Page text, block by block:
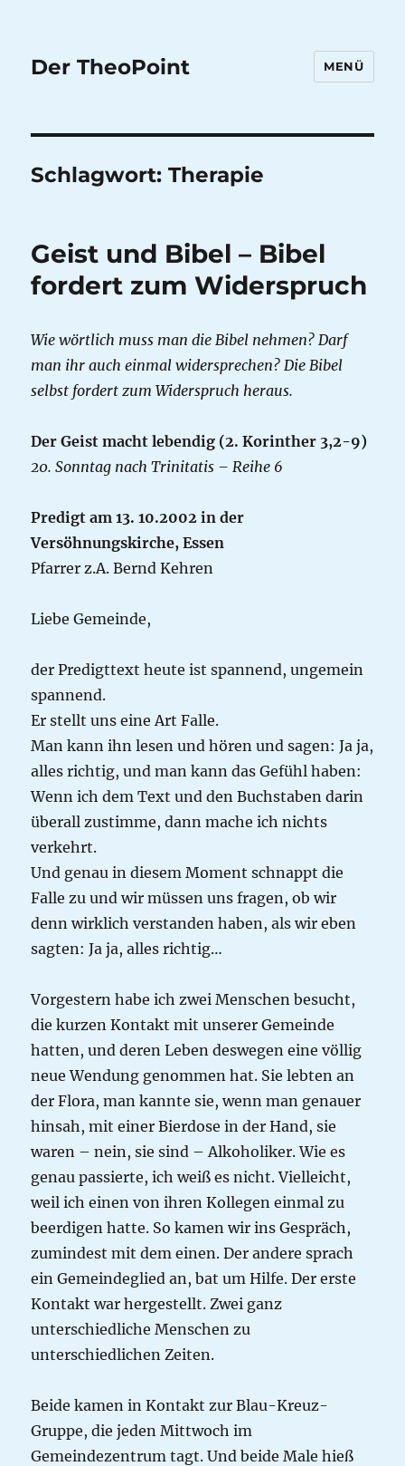
Der TheoPoint MENÜ
Schlagwort:Therapie
Geist und Bibel – Bibel
fordert zum Widerspruch
Wie wörtlich muss man die Bibel nehmen? Darf
man ihr auch einmal widersprechen? Die Bibel
selbst fordert zum Widerspruch heraus.
Der Geist macht lebendig (2. Korinther 3,2-9)
20. Sonntag nach Trinitatis – Reihe 6
Predigt am 13. 10.2002 in der
Versöhnungskirche, Essen
Pfarrer z.A. Bernd Kehren
Liebe Gemeinde,
der Predigttext heute ist spannend, ungemein
spannend.
Er stellt uns eine Art Falle.
Man kann ihn lesen und hören und sagen: Ja ja,
alles richtig, und man kann das Gefühl haben:
Wenn ich dem Text und den Buchstaben darin
überall zustimme, dann mache ich nichts
verkehrt.
Und genau in diesem Moment schnappt die
Falle zu und wir müssen uns fragen, ob wir
denn wirklich verstanden haben, als wir eben
sagten: Ja ja, alles richtig…
Vorgestern habe ich zwei Menschen besucht,
die kurzen Kontakt mit unserer Gemeinde
hatten, und deren Leben deswegen eine völlig
neue Wendung genommen hat. Sie lebten an
der Flora, man kannte sie, wenn man genauer
hinsah, mit einer Bierdose in der Hand, sie
waren – nein, sie sind – Alkoholiker. Wie es
genau passierte, ich weiß es nicht. Vielleicht,
weil ich einen von ihren Kollegen einmal zu
beerdigen hatte. So kamen wir ins Gespräch,
zumindest mit dem einen. Der andere sprach
ein Gemeindeglied an, bat um Hilfe. Der erste
Kontakt war hergestellt. Zwei ganz
unterschiedliche Menschen zu
unterschiedlichen Zeiten.
Beide kamen in Kontakt zur Blau-Kreuz-
Gruppe, die jeden Mittwoch im
Gemeindezentrum tagt. Und beide Male hieß